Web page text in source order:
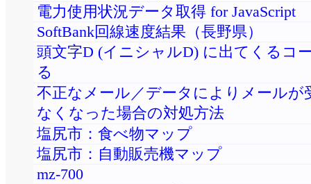
電力使用状況データ取得 for JavaScript
SoftBank回線速度結果（長野県）
頭文字D (イニシャルD) に出てくるコ
る
不正なメール／データによりメールが
なくなった場合の対処方法
塩尻市：食べ物マップ
塩尻市：自動販売機マップ
mz-700